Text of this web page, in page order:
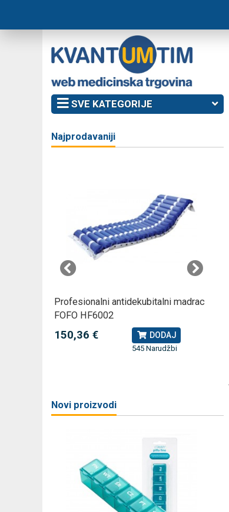
SVE KATEGORIJE
Najprodavaniji
Profesionalni antidekubitalni madrac
FOFO HF6002
150,36 € DODAJ
545 Narudžbi
Novi proizvodi